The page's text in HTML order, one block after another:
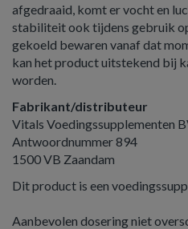
afgedraaid, komt er vocht en
stabiliteit ook tijdens gebruik
gekoeld bewaren vanaf dat
kan het product uitstekend bij
worden.
Fabrikant/distributeur
Vitals Voedingssupplementen
Antwoordnummer 894
1500 VB Zaandam
Dit product is een
Aanbevolen dosering niet